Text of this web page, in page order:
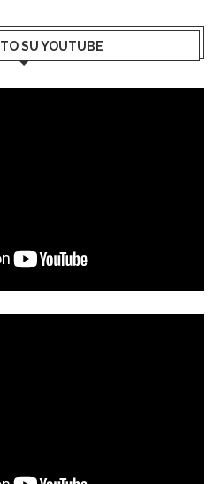
SU YOUTUBE